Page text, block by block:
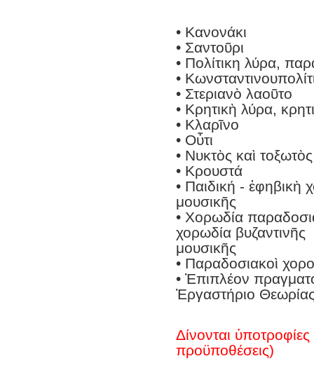
• Κανονάκι
• Σαντοῦρι
• Πολίτικη λύρα,
•
• Στεριανὸ λαοῦτο
• Κρητικὴ λύρα,
• Κλαρῖνο
• Οὖτι
• Νυκτὸς καὶ
• Κρουστά
• Παιδική - ἐφηβικὴ
μουσικῆς
• Χορωδία
χορωδία βυζαντινῆς
μουσικῆς
• Παραδοσιακοὶ
• Ἐπιπλέον
Ἐργαστήριο
Δίνονται
προϋποθέσεις)